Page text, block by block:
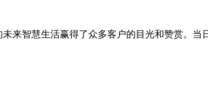
来智慧生活赢得了众多客户的目光和赞赏。